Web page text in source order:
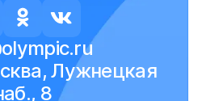
Лужнецкая
8